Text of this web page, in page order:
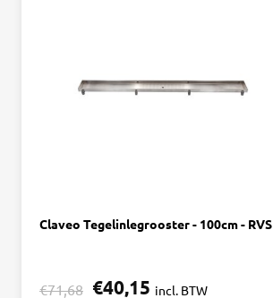
Claveo Tegelinlegrooster - 100cm - RVS
€71,68 €40,15 incl. BTW